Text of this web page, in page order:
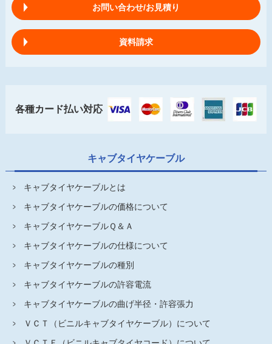
お問い合わせ/お見積り
資料請求
各種カード払い対応
キャブタイヤケーブル
キャブタイヤケーブルとは
キャブタイヤケーブルの価格について
キャブタイヤケーブルＱ＆Ａ
キャブタイヤケーブルの仕様について
キャブタイヤケーブルの種別
キャブタイヤケーブルの許容電流
キャブタイヤケーブルの曲げ半径・許容張力
ＶＣＴ（ビニルキャブタイヤケーブル）について